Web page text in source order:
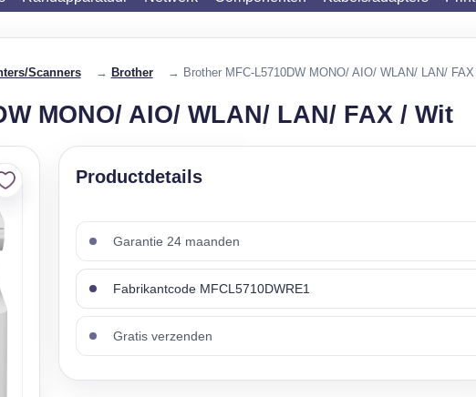
Scanners → Brother → Brother MFC-L5710DW MONO/ AIO/ WLAN/ LAN/
MONO/ AIO/ WLAN/ LAN/ FAX / Wit
Garantie 24 maanden
Fabrikantcode MFCL5710DWRE1
Gratis verzenden